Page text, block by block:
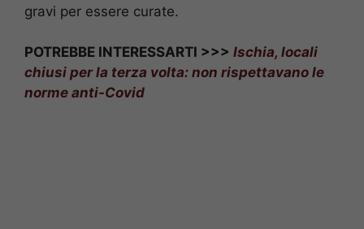
gravi per essere curate.
POTREBBE INTERESSARTI >>> Ischia, locali
chiusi per la terza volta: non rispettavano le
norme anti-Covid